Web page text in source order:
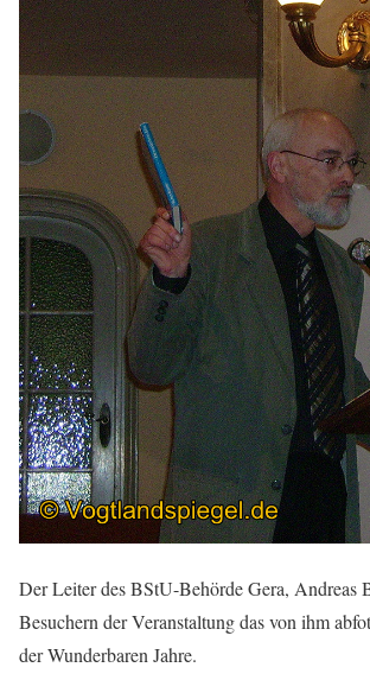
Der Leiter des BStU-Behörde Gera, Andreas
Besuchern der Veranstaltung das von ihm
der Wunderbaren Jahre.